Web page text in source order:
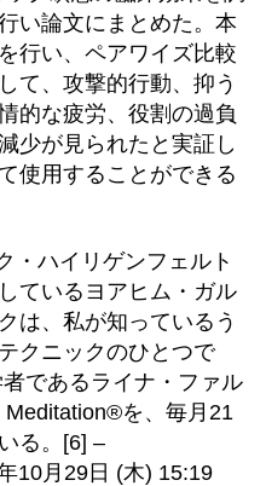
い論文にまとめた。本
行い、ペアワイズ比較
て、攻撃的行動、抑う
的な疲労、役割の過負
少が見られたと実証し
使用することができる
・ハイリゲンフェルト
ているヨアヒム・ガル
は、私が知っているう
クニックのひとつで
であるライナ・ファル
を、毎月21
る。[6] –
10月29日 (木) 15:19